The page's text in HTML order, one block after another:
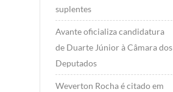
suplentes
Avante oficializa candidatura
de Duarte Júnior à Câmara dos
Deputados
Weverton Rocha é citado em